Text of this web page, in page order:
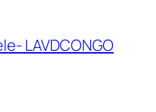
LAVDCONGO